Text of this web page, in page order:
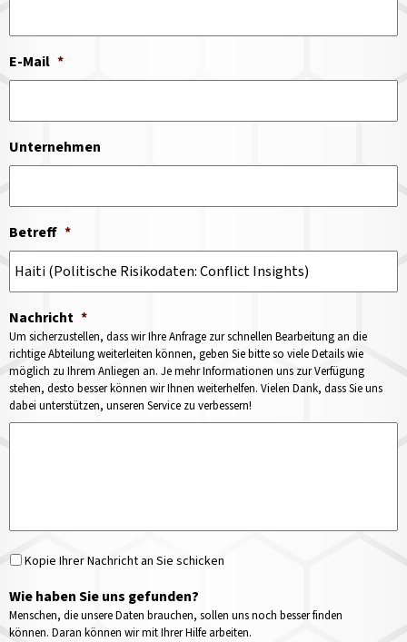
E-Mail *
Unternehmen
Betreff *
Nachricht *
Um sicherzustellen, dass wir Ihre Anfrage zur schnellen Bearbeitung an die
richtige Abteilung weiterleiten können, geben Sie bitte so viele Details wie
möglich zu Ihrem Anliegen an. Je mehr Informationen uns zur Verfügung
stehen, desto besser können wir Ihnen weiterhelfen. Vielen Dank, dass Sie uns
dabei unterstützen, unseren Service zu verbessern!
Kopie Ihrer Nachricht an Sie schicken
Wie haben Sie uns gefunden?
Menschen, die unsere Daten brauchen, sollen uns noch besser finden
können. Daran können wir mit Ihrer Hilfe arbeiten.